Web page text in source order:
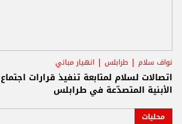
نواف سلام طرابلس انهيار مباني
اتصالات لسلام لمتابعة تنفيذ قرارات
الأبنية المتصدّعة في طرابلس
محليات